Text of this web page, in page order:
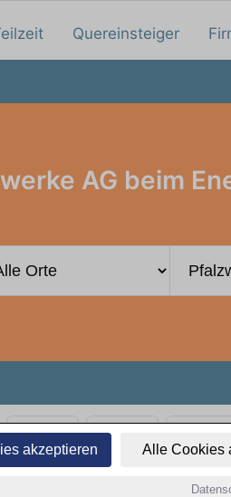
akzeptieren Alle Cookies
Quereinsteiger
AG beim